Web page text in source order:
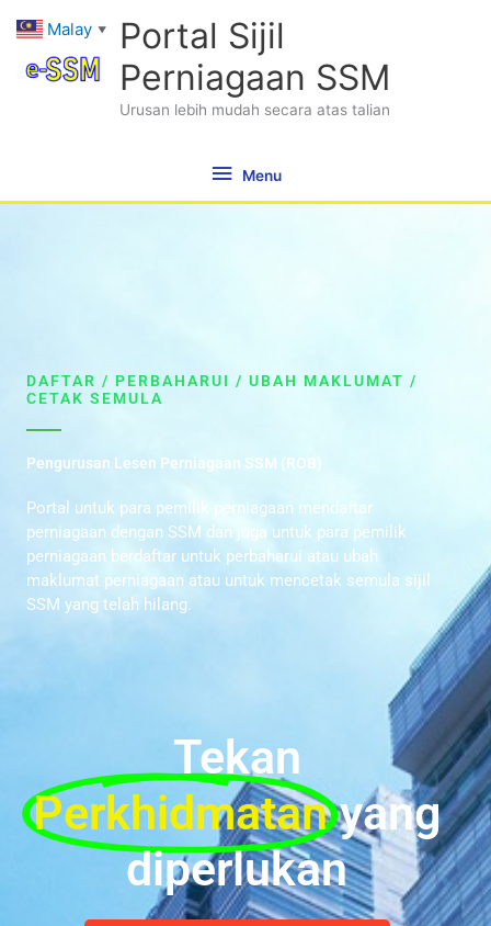
content
Portal Sijil
Perniagaan SSM
Urusan lebih mudah secara atas talian
Menu
Menu
DAFTAR / PERBAHARUI / UBAH MAKLUMAT /
CETAK SEMULA
Pengurusan Lesen Perniagaan SSM (ROB)
Portal untuk para pemilik perniagaan mendaftar
perniagaan dengan SSM dan juga untuk para pemilik
perniagaan berdaftar untuk perbaharui atau ubah
maklumat perniagaan atau untuk mencetak semula sijil
SSM yang telah hilang.
Tekan
Perkhidmatan yang
diperlukan
Malay ▼